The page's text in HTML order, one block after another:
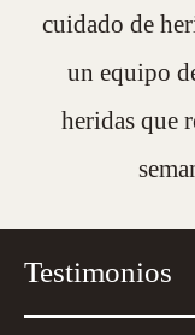
cuidado de
un equipo
heridas que
Testimonios